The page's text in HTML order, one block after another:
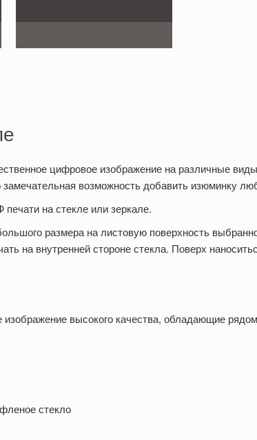
цифровое изображение на различные
возможность добавить изюминку
на стекле или зеркале.
размера на листовую поверхность
на внутренней стороне стекла. Поверх
высокого качества, обладающие
стекло